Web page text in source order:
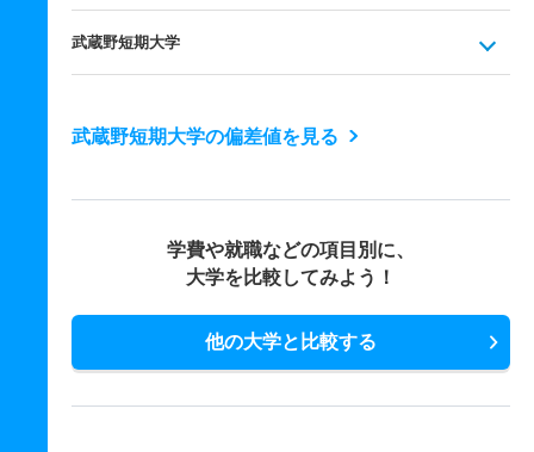
武蔵野短期大学
武蔵野短期大学の偏差値を見る
学費や就職などの項目別に、
大学を比較してみよう！
他の大学と比較する